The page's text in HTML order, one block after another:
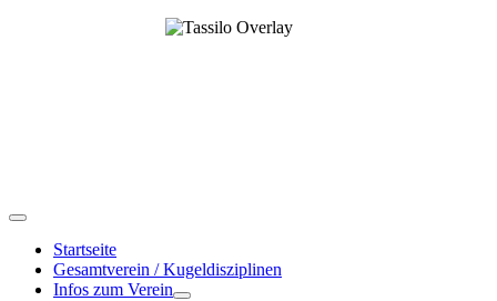
Startseite
Gesamtverein / Kugeldisziplinen
Infos zum Verein